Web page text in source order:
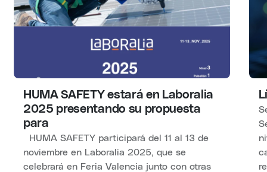
HUMA SAFETY estará en Laboralia
2025 presentando su propuesta
para
HUMA SAFETY participará del 11 al 13 de
noviembre en Laboralia 2025, que se
celebrará en Feria Valencia junto con otras